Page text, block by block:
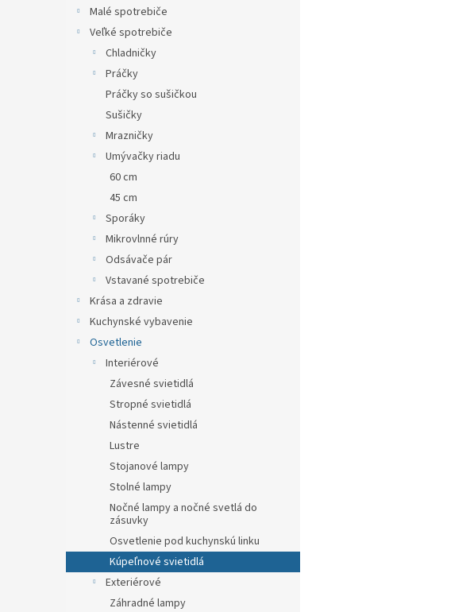
Malé spotrebiče
Veľké spotrebiče
Chladničky
Práčky
Práčky so sušičkou
Sušičky
Mrazničky
Umývačky riadu
60 cm
45 cm
Sporáky
Mikrovlnné rúry
Odsávače pár
Vstavané spotrebiče
Krása a zdravie
Kuchynské vybavenie
Osvetlenie
Interiérové
Závesné svietidlá
Stropné svietidlá
Nástenné svietidlá
Lustre
Stojanové lampy
Stolné lampy
Nočné lampy a nočné svetlá do
zásuvky
Osvetlenie pod kuchynskú linku
Kúpeľnové svietidlá
Exteriérové
Záhradné lampy